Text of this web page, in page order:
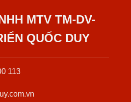
MTV TM-DV-
QUỐC DUY
113